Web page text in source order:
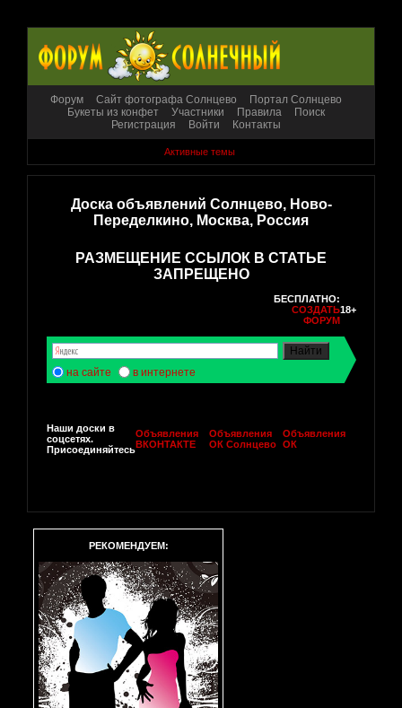
Форум Сайт фотографа Солнцево
Портал Солнцево
Букеты из конфет
Участники Правила
Поиск
Регистрация
Войти Контакты
Активные темы
Доска объявлений Солнцево, Ново-
Переделкино, Москва, Россия
РАЗМЕЩЕНИЕ ССЫЛОК В СТАТЬЕ
ЗАПРЕЩЕНО
БЕСПЛАТНО:
СОЗДАТЬ
ФОРУМ
18+
на сайте в интернете
Наши доски в
соцсетях.
Присоединяйтесь
Объявления
ВКОНТАКТЕ
Объявления
ОК Солнцево
Объявления
ОК
РЕКОМЕНДУЕМ: